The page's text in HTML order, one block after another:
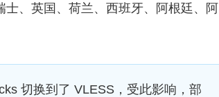
士、英国、荷兰、西班牙、阿根廷、阿
切换到了 VLESS，受此影响，部